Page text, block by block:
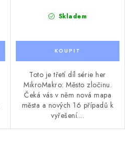
Skladem
Toto je třetí díl série her
MikroMakro: Město zločinu.
Čeká vás v něm nová mapa
města a nových 16 případů k
vyřešení....